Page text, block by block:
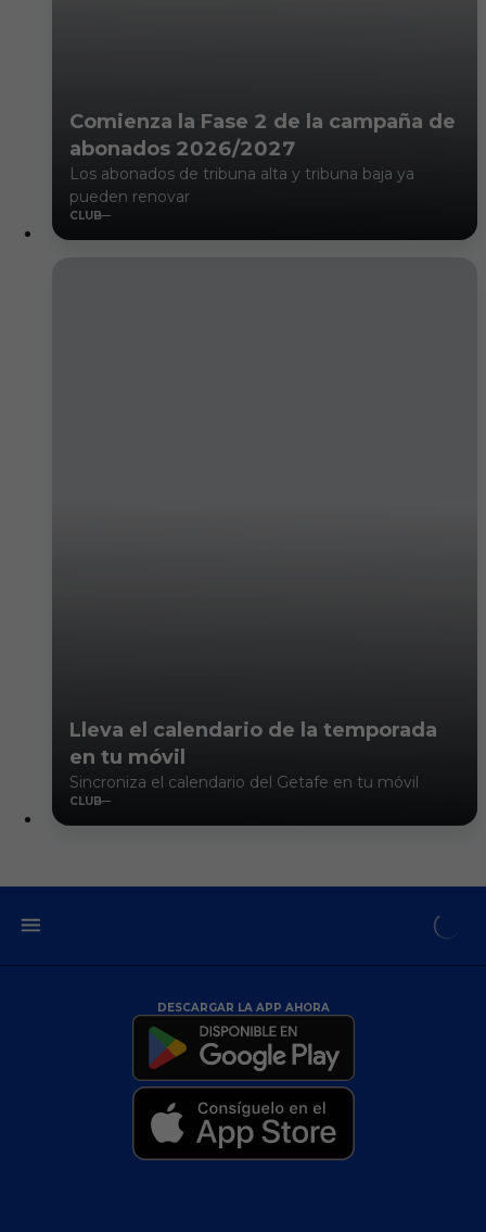
Comienza la Fase 2 de la campaña de
abonados 2026/2027
Los abonados de tribuna alta y tribuna baja ya
pueden renovar
CLUB
Lleva el calendario de la temporada
en tu móvil
Sincroniza el calendario del Getafe en tu móvil
CLUB
DESCARGAR LA APP AHORA